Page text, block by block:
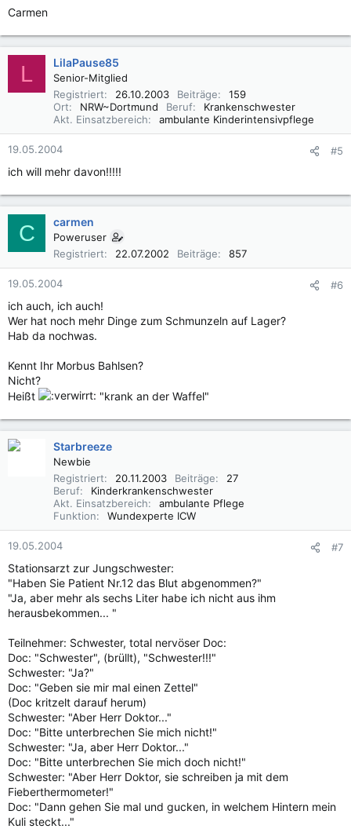
Carmen
L LilaPause85
Senior-Mitglied
Registriert
26.10.2003 Beiträge
159
Ort
NRW~Dortmund Beruf
Krankenschwester
Akt. Einsatzbereich
ambulante Kinderintensivpflege
19.05.2004 #5
ich will mehr davon!!!!!
C carmen
Poweruser
Registriert
22.07.2002 Beiträge 857
19.05.2004 #6
ich auch, ich auch!
Wer hat noch mehr Dinge zum Schmunzeln auf Lager?
Hab da nochwas.
Kennt Ihr Morbus Bahlsen?
Nicht?
Heißt
"krank an der Waffel"
Starbreeze
Newbie
Registriert
20.11.2003 Beiträge
27
Beruf
Kinderkrankenschwester
Akt. Einsatzbereich
ambulante Pflege
Funktion
Wundexperte ICW
19.05.2004 #7
Stationsarzt zur Jungschwester:
"Haben Sie Patient Nr.12 das Blut abgenommen?"
"Ja, aber mehr als sechs Liter habe ich nicht aus ihm
herausbekommen... "
Teilnehmer: Schwester, total nervöser Doc:
Doc: "Schwester", (brüllt), "Schwester!!!"
Schwester: "Ja?"
Doc: "Geben sie mir mal einen Zettel"
(Doc kritzelt darauf herum)
Schwester: "Aber Herr Doktor..."
Doc: "Bitte unterbrechen Sie mich nicht!"
Schwester: "Ja, aber Herr Doktor..."
Doc: "Bitte unterbrechen Sie mich doch nicht!"
Schwester: "Aber Herr Doktor, sie schreiben ja mit dem
Fieberthermometer!"
Doc: "Dann gehen Sie mal und gucken, in welchem Hintern mein
Kuli steckt..."